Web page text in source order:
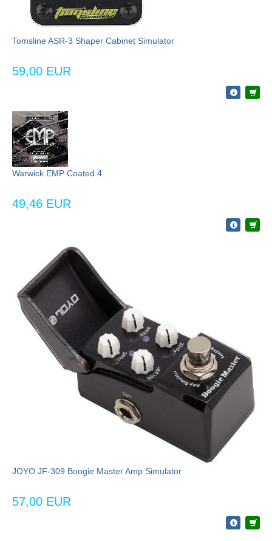
Tomsline ASR-3 Shaper Cabinet Simulator
59,00 EUR
Warwick EMP Coated 4
49,46 EUR
JOYO JF-309 Boogie Master Amp Simulator
57,00 EUR